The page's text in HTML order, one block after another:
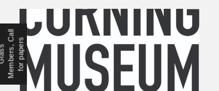
O
C
ls